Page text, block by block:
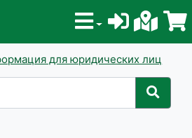
для юридических лиц